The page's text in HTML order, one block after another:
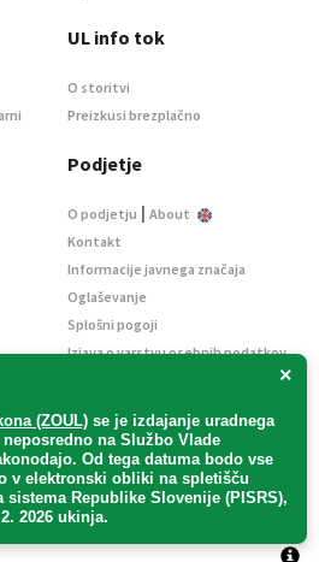
×
(ZOUL) se je izdajanje uradnega
neposredno na Službo Vlade
. Od tega datuma bodo vse
v elektronski obliki na spletišču
sistema Republike Slovenije (PISRS),
2026 ukinja.
UL info tok
O storitvi
Preizkusi brezplačno
Podjetje
O podjetju | About
Kontakt
Informacije javnega značaja
Oglaševanje
Splošni pogoji
Izjava o varstvu osebnih podatkov
pravice pridržane.